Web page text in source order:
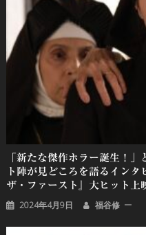
「新たな傑作ホラー誕生！
ト陣が見どころを語るインタ
ザ・ファースト』大ヒット上
2024年4月9日 福谷修